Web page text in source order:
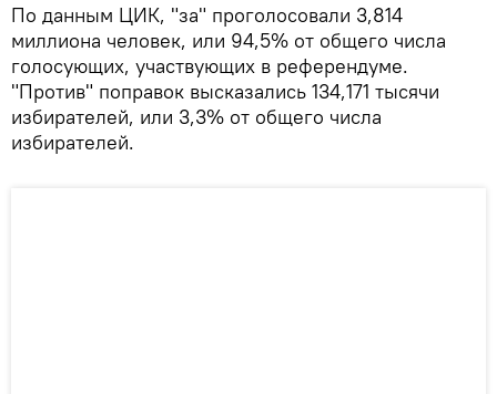
По данным ЦИК, "за" проголосовали 3,814
миллиона человек, или 94,5% от общего числа
голосующих, участвующих в референдуме.
"Против" поправок высказались 134,171 тысячи
избирателей, или 3,3% от общего числа
избирателей.